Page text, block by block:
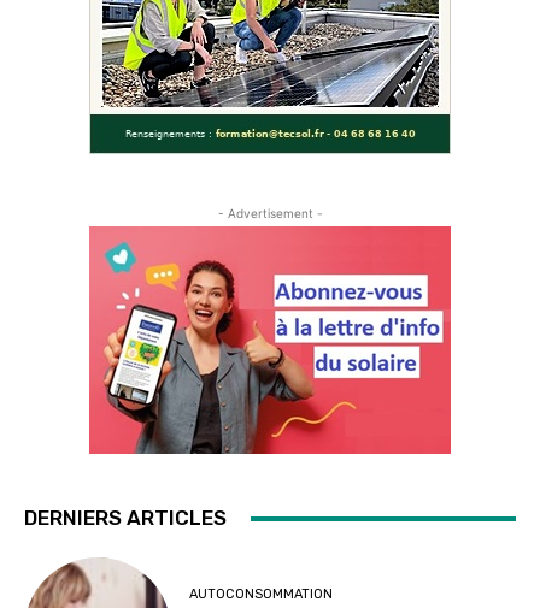
- Advertisement -
DERNIERS ARTICLES
AUTOCONSOMMATION